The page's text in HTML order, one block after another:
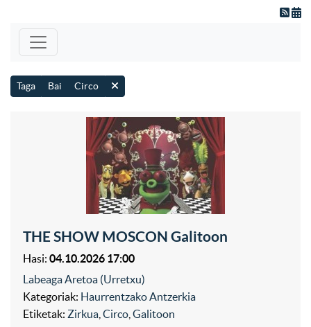
Taga Bai Circo
THE SHOW MOSCON Galitoon
Hasi: 04.10.2026 17:00
Labeaga Aretoa (Urretxu)
Kategoriak: Haurrentzako Antzerkia
Etiketak: Zirkua Circo Galitoon